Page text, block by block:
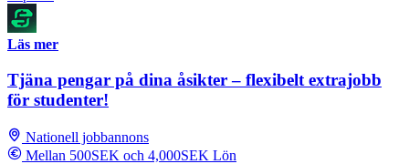
Läs mer
Tjäna pengar på dina åsikter – flexibelt extrajobb
för studenter!
Nationell jobbannons
Mellan 500SEK och 4,000SEK Lön